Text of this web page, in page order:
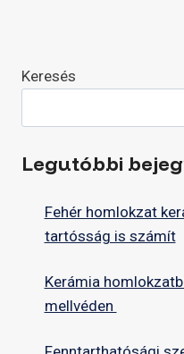
Keresés
Legutóbbi
Fehér homlokzat
tartósság is számít
Kerámia
mellvéden